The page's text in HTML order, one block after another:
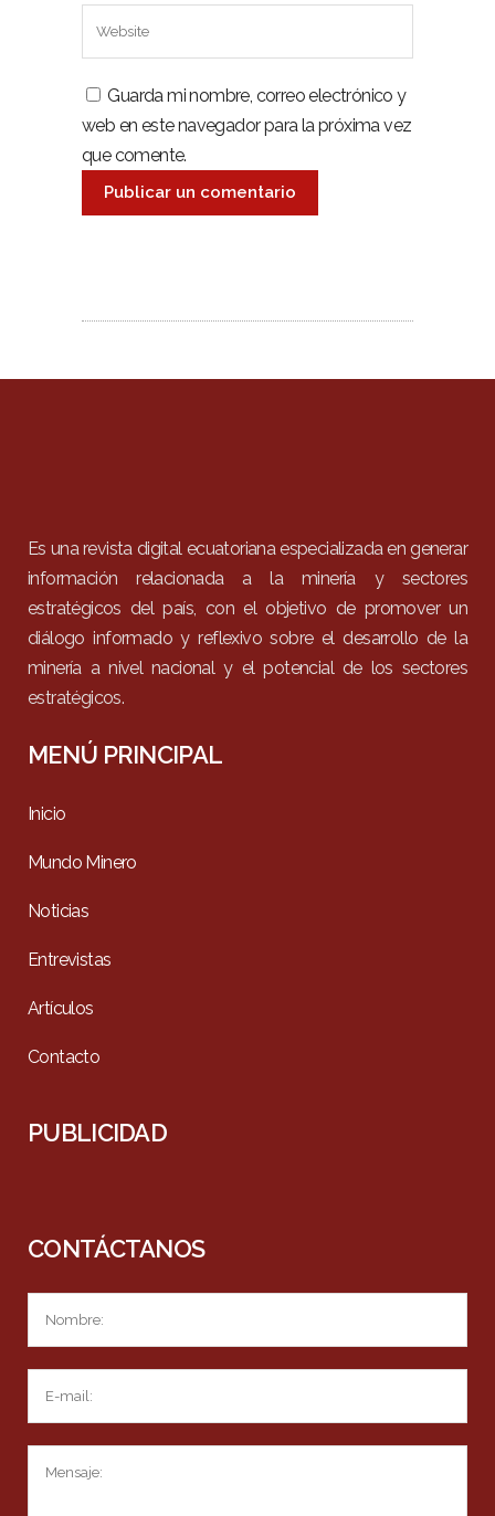
Guarda mi nombre, correo electrónico y
web en este navegador para la próxima vez
que comente.
Es una revista digital ecuatoriana especializada en generar
información relacionada a la minería y sectores
estratégicos del país, con el objetivo de promover un
diálogo informado y reflexivo sobre el desarrollo de la
minería a nivel nacional y el potencial de los sectores
estratégicos.
MENÚ PRINCIPAL
Inicio
Mundo Minero
Noticias
Entrevistas
Artículos
Contacto
PUBLICIDAD
CONTÁCTANOS